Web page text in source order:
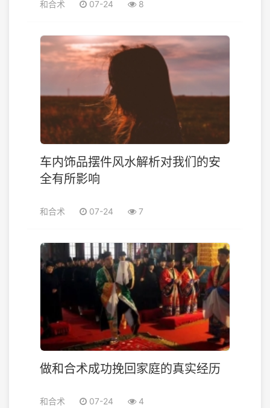
和合术 07-24 8
车内饰品摆件风水解析对我们的安
全有所影响
和合术 07-24 7
做和合术成功挽回家庭的真实经历
和合术 07-24 4